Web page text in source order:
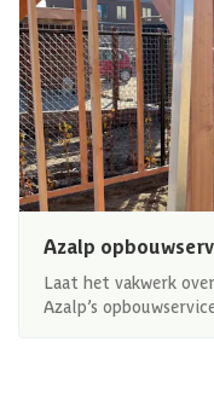
Azalp
Laat het vakwerk
Azalp’s